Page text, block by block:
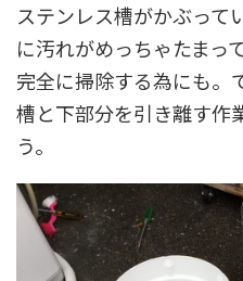
ステンレス槽がかぶって
に汚れがめっちゃたまっ
完全に掃除する為にも。
槽と下部分を引き離す作
う。